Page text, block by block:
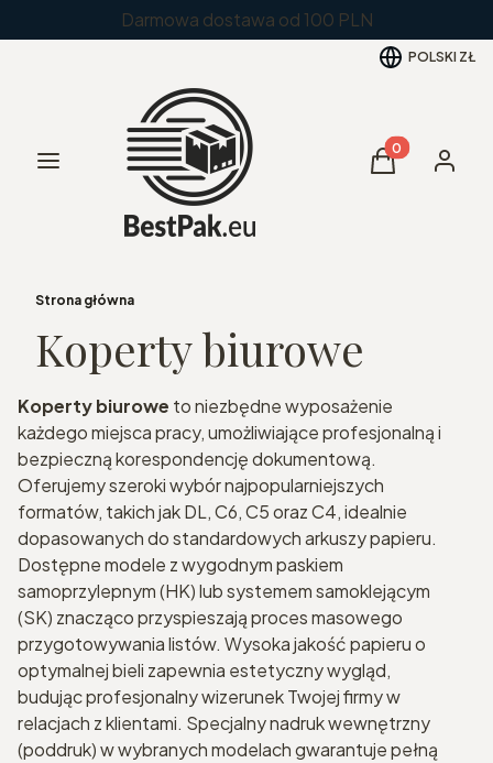
Darmowa dostawa od 100 PLN
POLSKI ZŁ
Menu Produkty w
Koszyk
Strona główna
Koperty biurowe
Koperty biurowe to niezbędne wyposażenie
każdego miejsca pracy, umożliwiające profesjonalną i
bezpieczną korespondencję dokumentową.
Oferujemy szeroki wybór najpopularniejszych
formatów, takich jak DL, C6, C5 oraz C4, idealnie
dopasowanych do standardowych arkuszy papieru.
Dostępne modele z wygodnym paskiem
samoprzylepnym (HK) lub systemem samoklejącym
(SK) znacząco przyspieszają proces masowego
przygotowywania listów. Wysoka jakość papieru o
optymalnej bieli zapewnia estetyczny wygląd,
budując profesjonalny wizerunek Twojej firmy w
relacjach z klientami. Specjalny nadruk wewnętrzny
(poddruk) w wybranych modelach gwarantuje pełną